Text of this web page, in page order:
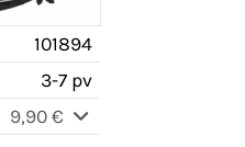
101894
3-7 pv
9,90 €